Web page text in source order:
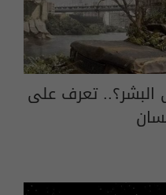
البشر؟.. تعرف على